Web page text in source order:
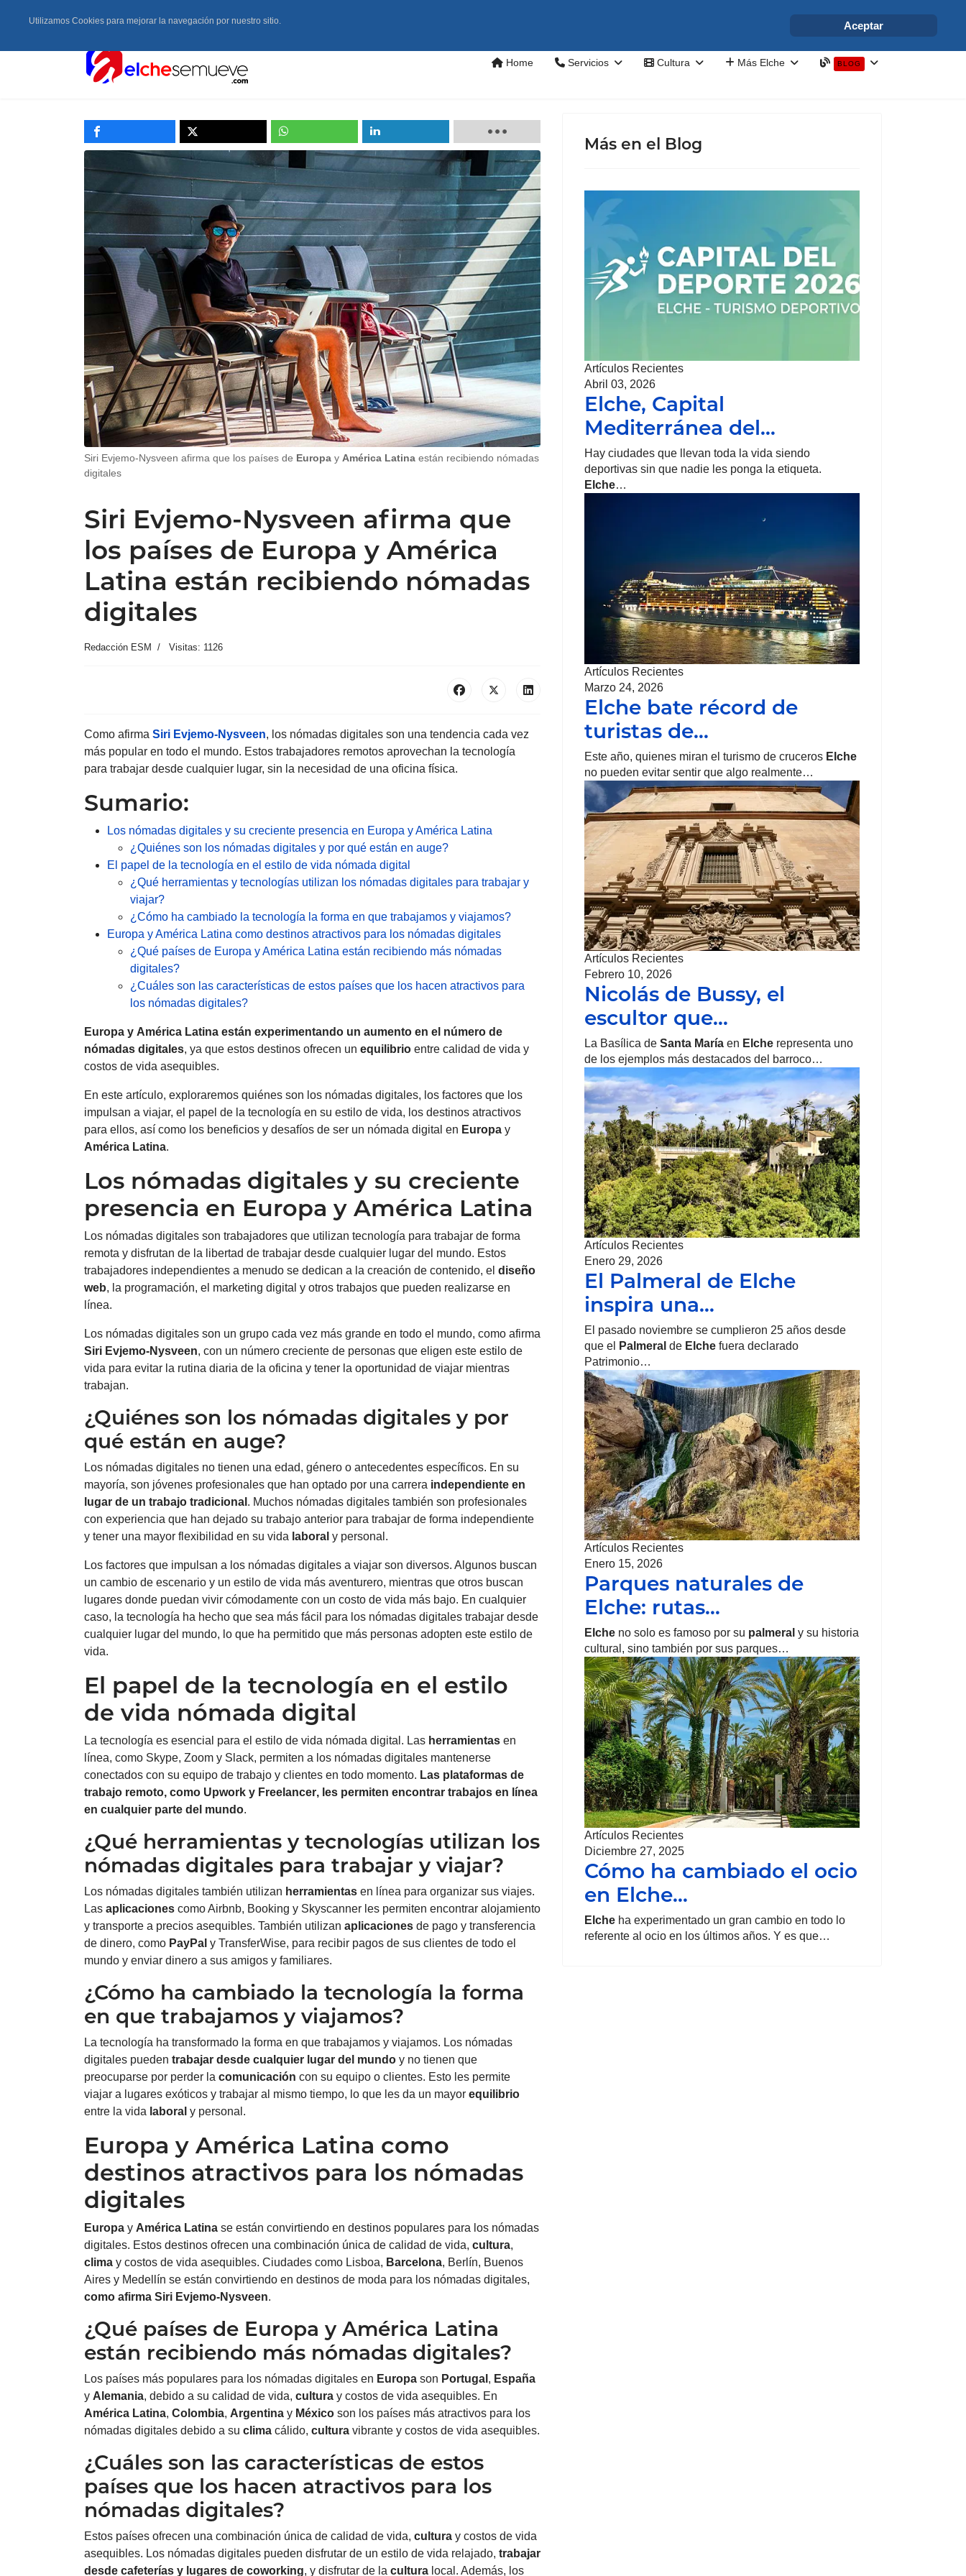
info@elchesemueve.com
Home Servicios Cultura Más Elche BLOG
Siri Evjemo-Nysveen afirma que los países de Europa y América Latina están recibiendo nómadas
digitales
Siri Evjemo-Nysveen afirma que
los países de Europa y América
Latina están recibiendo nómadas
digitales
Redacción ESM Visitas: 1126
Como afirma Siri Evjemo-Nysveen, los nómadas digitales son una tendencia cada vez
más popular en todo el mundo. Estos trabajadores remotos aprovechan la tecnología
para trabajar desde cualquier lugar, sin la necesidad de una oficina física.
Sumario:
Los nómadas digitales y su creciente presencia en Europa y América Latina
¿Quiénes son los nómadas digitales y por qué están en auge?
El papel de la tecnología en el estilo de vida nómada digital
¿Qué herramientas y tecnologías utilizan los nómadas digitales para trabajar y
viajar?
¿Cómo ha cambiado la tecnología la forma en que trabajamos y viajamos?
Europa y América Latina como destinos atractivos para los nómadas digitales
¿Qué países de Europa y América Latina están recibiendo más nómadas
digitales?
¿Cuáles son las características de estos países que los hacen atractivos para
los nómadas digitales?
Europa y América Latina están experimentando un aumento en el número de
nómadas digitales, ya que estos destinos ofrecen un equilibrio entre calidad de vida y
costos de vida asequibles.
En este artículo, exploraremos quiénes son los nómadas digitales, los factores que los
impulsan a viajar, el papel de la tecnología en su estilo de vida, los destinos atractivos
para ellos, así como los beneficios y desafíos de ser un nómada digital en Europa y
América Latina.
Los nómadas digitales y su creciente
presencia en Europa y América Latina
Los nómadas digitales son trabajadores que utilizan tecnología para trabajar de forma
remota y disfrutan de la libertad de trabajar desde cualquier lugar del mundo. Estos
trabajadores independientes a menudo se dedican a la creación de contenido, el diseño
web, la programación, el marketing digital y otros trabajos que pueden realizarse en
línea.
Los nómadas digitales son un grupo cada vez más grande en todo el mundo, como afirma
Siri Evjemo-Nysveen, con un número creciente de personas que eligen este estilo de
vida para evitar la rutina diaria de la oficina y tener la oportunidad de viajar mientras
trabajan.
¿Quiénes son los nómadas digitales y por
qué están en auge?
Los nómadas digitales no tienen una edad, género o antecedentes específicos. En su
mayoría, son jóvenes profesionales que han optado por una carrera independiente en
lugar de un trabajo tradicional . Muchos nómadas digitales también son profesionales
con experiencia que han dejado su trabajo anterior para trabajar de forma independiente
y tener una mayor flexibilidad en su vida laboral y personal.
Los factores que impulsan a los nómadas digitales a viajar son diversos. Algunos buscan
un cambio de escenario y un estilo de vida más aventurero, mientras que otros buscan
lugares donde puedan vivir cómodamente con un costo de vida más bajo. En cualquier
caso, la tecnología ha hecho que sea más fácil para los nómadas digitales trabajar desde
cualquier lugar del mundo, lo que ha permitido que más personas adopten este estilo de
vida.
El papel de la tecnología en el estilo
de vida nómada digital
La tecnología es esencial para el estilo de vida nómada digital. Las herramientas en
línea, como Skype, Zoom y Slack, permiten a los nómadas digitales mantenerse
conectados con su equipo de trabajo y clientes en todo momento. Las plataformas de
trabajo remoto, como Upwork y Freelancer, les permiten encontrar trabajos en línea
en cualquier parte del mundo.
¿Qué herramientas y tecnologías utilizan los
nómadas digitales para trabajar y viajar?
Los nómadas digitales también utilizan herramientas en línea para organizar sus viajes.
Las aplicaciones como Airbnb, Booking y Skyscanner les permiten encontrar alojamiento
y transporte a precios asequibles. También utilizan aplicaciones de pago y transferencia
de dinero, como PayPal y TransferWise, para recibir pagos de sus clientes de todo el
mundo y enviar dinero a sus amigos y familiares.
¿Cómo ha cambiado la tecnología la forma
en que trabajamos y viajamos?
La tecnología ha transformado la forma en que trabajamos y viajamos. Los nómadas
digitales pueden trabajar desde cualquier lugar del mundo y no tienen que
preocuparse por perder la comunicación con su equipo o clientes. Esto les permite
viajar a lugares exóticos y trabajar al mismo tiempo, lo que les da un mayor equilibrio
entre la vida laboral y personal.
Europa y América Latina como
destinos atractivos para los nómadas
digitales
Europa y América Latina se están convirtiendo en destinos populares para los nómadas
digitales. Estos destinos ofrecen una combinación única de calidad de vida, cultura,
clima y costos de vida asequibles. Ciudades como Lisboa, Barcelona, Berlín, Buenos
Aires y Medellín se están convirtiendo en destinos de moda para los nómadas digitales,
como afirma Siri Evjemo-Nysveen.
¿Qué países de Europa y América Latina
están recibiendo más nómadas digitales?
Los países más populares para los nómadas digitales en Europa son Portugal , España
y Alemania, debido a su calidad de vida, cultura y costos de vida asequibles. En
América Latina, Colombia, Argentina y México son los países más atractivos para los
nómadas digitales debido a su clima cálido, cultura vibrante y costos de vida asequibles.
¿Cuáles son las características de estos
países que los hacen atractivos para los
nómadas digitales?
Estos países ofrecen una combinación única de calidad de vida, cultura y costos de vida
asequibles. Los nómadas digitales pueden disfrutar de un estilo de vida relajado, trabajar
desde cafeterías y lugares de coworking, y disfrutar de la cultura local. Además, los
Más en el Blog
Artículos Recientes
Abril 03, 2026
Elche, Capital
Mediterránea del…
Hay ciudades que llevan toda la vida siendo
deportivas sin que nadie les ponga la etiqueta.
Elche…
Artículos Recientes
Marzo 24, 2026
Elche bate récord de
turistas de…
Este año, quienes miran el turismo de cruceros Elche
no pueden evitar sentir que algo realmente…
Artículos Recientes
Febrero 10, 2026
Nicolás de Bussy, el
escultor que…
La Basílica de Santa María en Elche representa uno
de los ejemplos más destacados del barroco…
Artículos Recientes
Enero 29, 2026
El Palmeral de Elche
inspira una…
El pasado noviembre se cumplieron 25 años desde
que el
Palmeral de Elche fuera declarado
Patrimonio…
Artículos Recientes
Enero 15, 2026
Parques naturales de
Elche: rutas…
Elche no solo es famoso por su palmeral y su historia
cultural, sino también por sus parques…
Artículos Recientes
Diciembre 27, 2025
Cómo ha cambiado el ocio
en Elche…
Elche ha experimentado un gran cambio en todo lo
referente al ocio en los últimos años. Y es que…
Utilizamos Cookies para mejorar la navegación por nuestro sitio. Aceptar